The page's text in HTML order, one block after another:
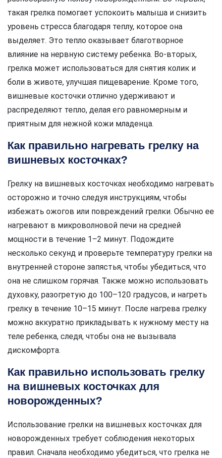
такая грелка помогает успокоить малыша и снизить
уровень стресса благодаря теплу, которое она
выделяет. Это тепло оказывает благотворное
влияние на нервную систему ребенка. Во-вторых,
грелка может использоваться для снятия колик и
боли в животе, улучшая пищеварение. Кроме того,
вишневые косточки отлично удерживают и
распределяют тепло, делая его равномерным и
приятным для нежной кожи младенца.
Как правильно нагревать грелку на
вишневых косточках?
Грелку на вишневых косточках необходимо нагревать
осторожно и точно следуя инструкциям, чтобы
избежать ожогов или повреждений грелки. Обычно ее
нагревают в микроволновой печи на средней
мощности в течение 1–2 минут. Подождите
несколько секунд и проверьте температуру грелки на
внутренней стороне запястья, чтобы убедиться, что
она не слишком горячая. Также можно использовать
духовку, разогретую до 100–120 градусов, и нагреть
грелку в течение 10–15 минут. После нагрева грелку
можно аккуратно прикладывать к нужному месту на
теле ребенка, следя, чтобы она не вызывала
дискомфорта.
Как правильно использовать грелку
на вишневых косточках для
новорожденных?
Использование грелки на вишневых косточках для
новорожденных требует соблюдения некоторых
правил. Сначала необходимо убедиться, что грелка не